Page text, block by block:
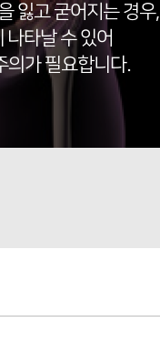
잃고 굳어지는 경우,
타날 수 있어
의가 필요합니다.